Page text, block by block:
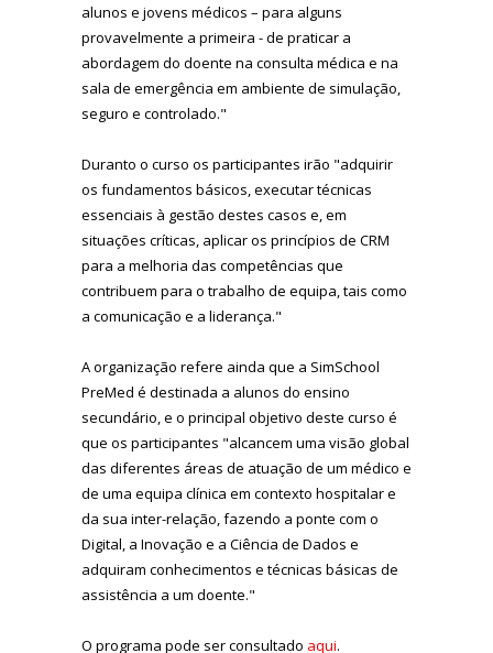
alunos e jovens médicos – para alguns
provavelmente a primeira - de praticar a
abordagem do doente na consulta médica e na
sala de emergência em ambiente de simulação,
seguro e controlado."
Duranto o curso os participantes irão "adquirir
os fundamentos básicos, executar técnicas
essenciais à gestão destes casos e, em
situações críticas, aplicar os princípios de CRM
para a melhoria das competências que
contribuem para o trabalho de equipa, tais como
a comunicação e a liderança."
A organização refere ainda que a SimSchool
PreMed é destinada a alunos do ensino
secundário, e o principal objetivo deste curso é
que os participantes "alcancem uma visão global
das diferentes áreas de atuação de um médico e
de uma equipa clínica em contexto hospitalar e
da sua inter-relação, fazendo a ponte com o
Digital, a Inovação e a Ciência de Dados e
adquiram conhecimentos e técnicas básicas de
assistência a um doente."
O programa pode ser consultado aqui.